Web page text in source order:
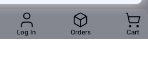
Log In Orders Cart